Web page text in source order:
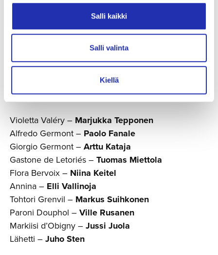
Salli kaikki
Salli valinta
Kiellä
Peter Ahlqvist
ValosuunnitteluVille Syrjä
Toni Haaranen
KoreografiaJack Johansson
Rooleissa
Violetta Valéry – Marjukka Tepponen
Alfredo Germont – Paolo Fanale
Giorgio Germont –Arttu Kataja
Gastone de Letoriés –Tuomas Miettola
Flora Bervoix – Niina Keitel
Annina – Elli Vallinoja
Tohtori Grenvil – Markus Suihkonen
Paroni Douphol –Ville Rusanen
Markiisi d’Obigny –Jussi Juola
Lähetti –Juho Sten